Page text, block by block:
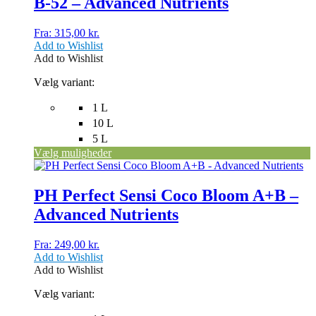
Fra: 315,00 kr.
1 L
10 L
5 L
Vælg variant:
Vælg muligheder
Add to Wishlist
Add to Wishlist
PH Perfect Sensi Coco Bloom A+B –
Advanced Nutrients
Fra: 249,00 kr.
Vælg variant:
Dette
har
flere
varianter.
kan
vælges
på
Add to Wishlist
Add to Wishlist